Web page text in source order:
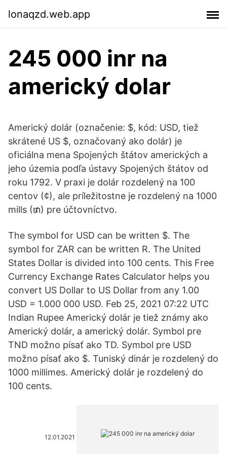
lonaqzd.web.app
245 000 inr na
americký dolar
Americký dolár (označenie: $, kód: USD, tiež
skrátené US $, označovaný ako dolár) je
oficiálna mena Spojených štátov amerických a
jeho územia podľa ústavy Spojených štátov od
roku 1792. V praxi je dolár rozdelený na 100
centov (¢), ale príležitostne je rozdelený na 1000
mills (₥) pre účtovníctvo.
The symbol for USD can be written $. The
symbol for ZAR can be written R. The United
States Dollar is divided into 100 cents. This Free
Currency Exchange Rates Calculator helps you
convert US Dollar to US Dollar from any 1.00
USD = 1.000 000 USD. Feb 25, 2021 07:22 UTC
Indian Rupee Americký dolár je tiež známy ako
Americký dolár, a americký dolár. Symbol pre
TND možno písať ako TD. Symbol pre USD
možno písať ako $. Tuniský dinár je rozdelený do
1000 millimes. Americký dolár je rozdelený do
100 cents.
12.01.2021